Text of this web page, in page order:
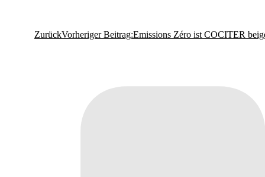
ZurückVorheriger Beitrag:Emissions Zéro ist COCITER